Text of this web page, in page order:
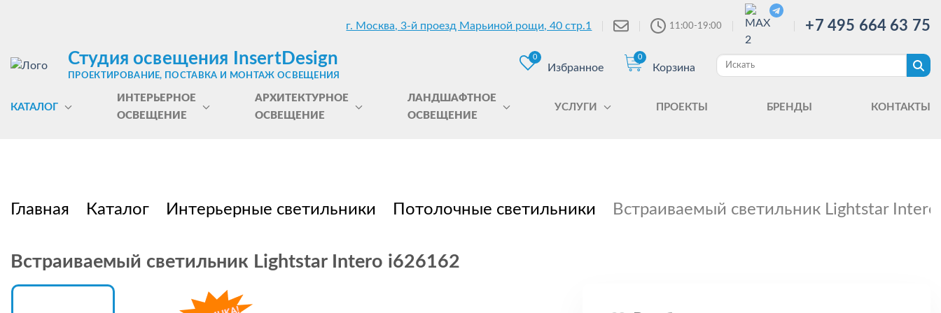
г. Москва, 3-й проезд Марьиной рощи, 40 стр.1 11:00-19:00 +7 495 664 63 75
Студия освещения InsertDesign
ПРОЕКТИРОВАНИЕ, ПОСТАВКА И МОНТАЖ ОСВЕЩЕНИЯ
0
Избранное
0
Корзина
КАТАЛОГ
ИНТЕРЬЕРНОЕ
ОСВЕЩЕНИЕ
АРХИТЕКТУРНОЕ
ОСВЕЩЕНИЕ
ЛАНДШАФТНОЕ
ОСВЕЩЕНИЕ
УСЛУГИ ПРОЕКТЫ БРЕНДЫ КОНТАКТЫ
Главная Каталог Интерьерные светильники Потолочные светильники Встраиваемый светильник Lightstar
Встраиваемый светильник Lightstar Intero i626162